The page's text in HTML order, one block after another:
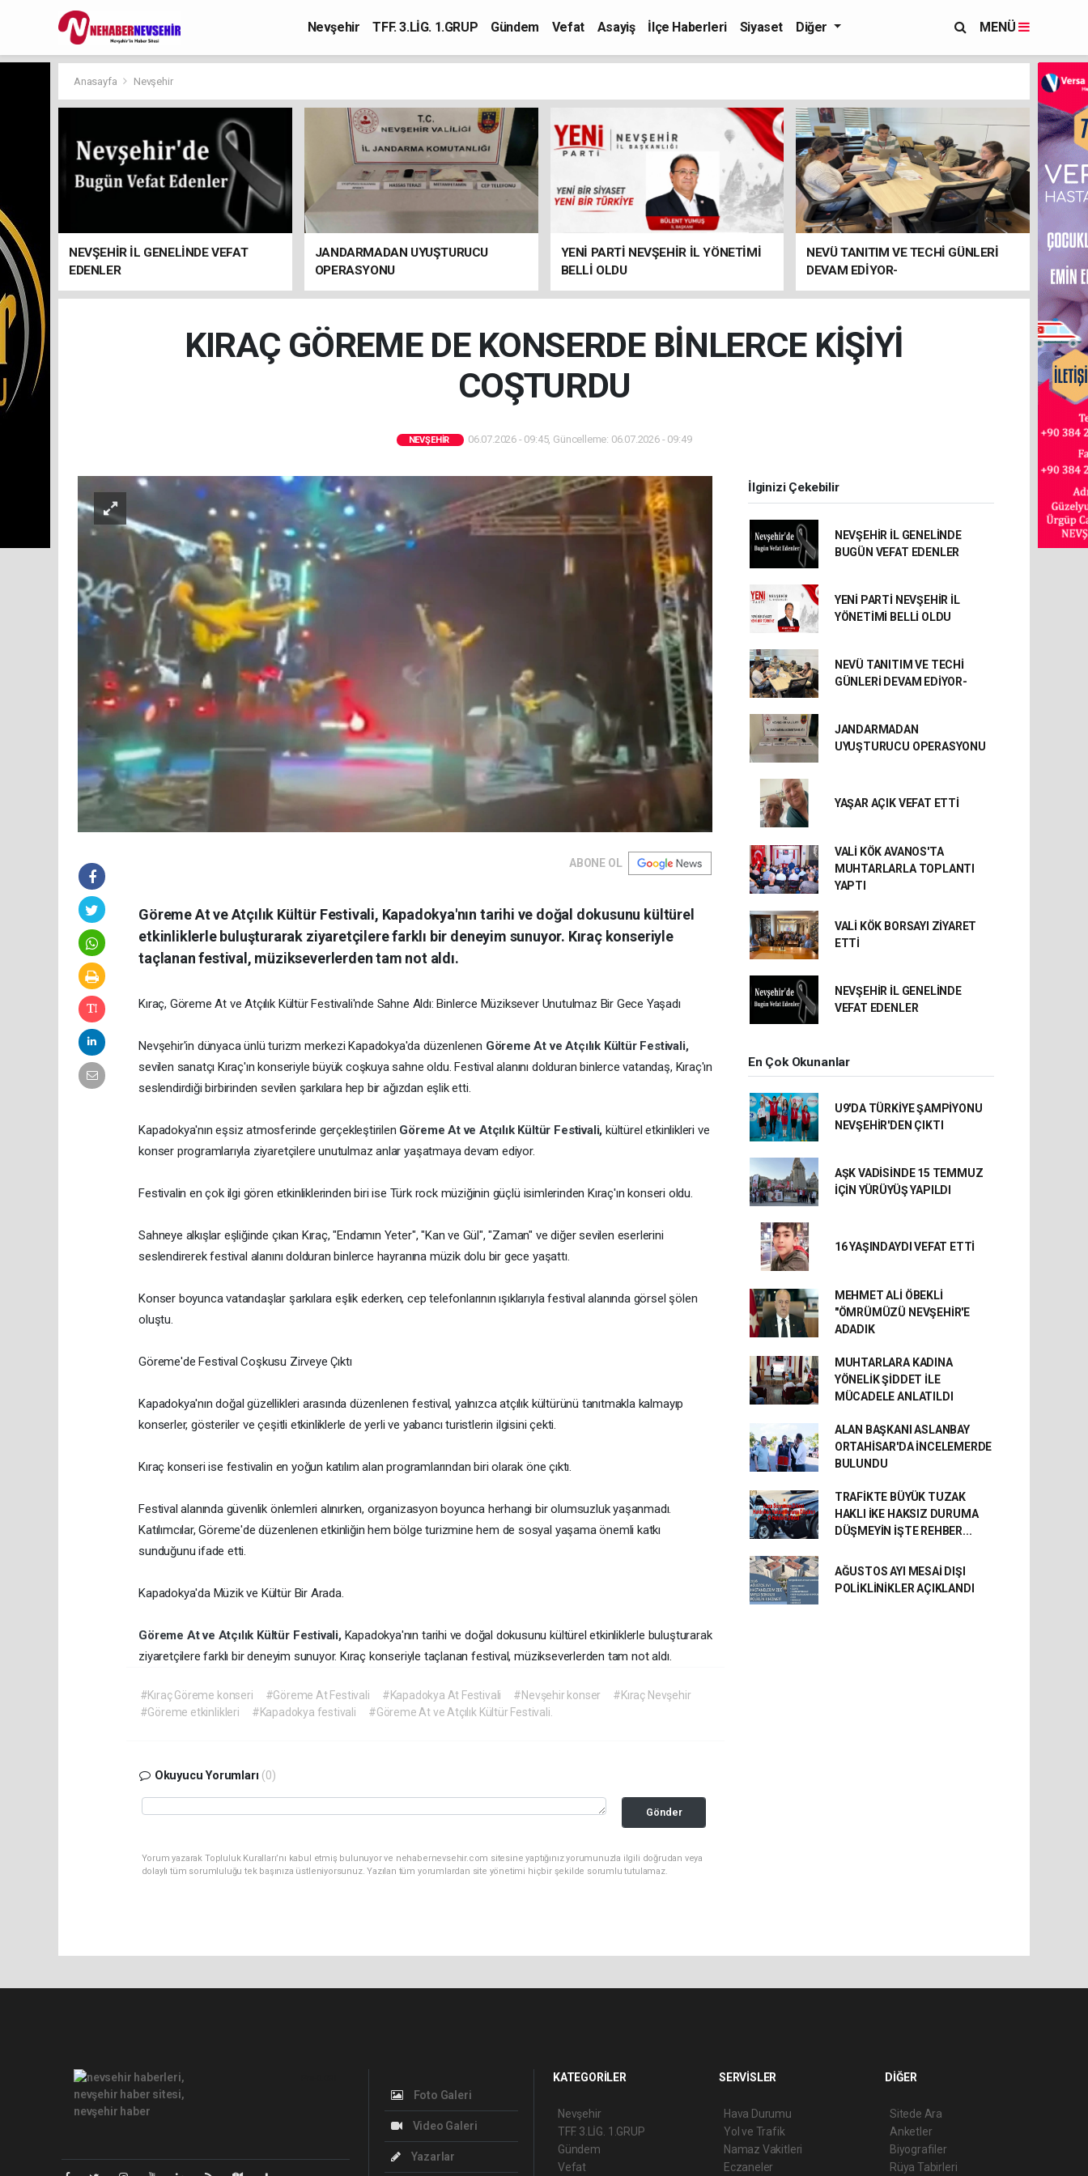
Nevşehir TFF. 3.LİG. 1.GRUP Gündem Vefat Asayiş İlçe Haberleri Siyaset Diğer MENÜ
Anasayfa Nevşehir
NEVŞEHİR İL GENELİNDE VEFAT
EDENLER
JANDARMADAN UYUŞTURUCU
OPERASYONU
YENİ PARTİ NEVŞEHİR İL YÖNETİMİ
BELLİ OLDU
NEVÜ TANITIM VE TECHİ GÜNLERİ
DEVAM EDİYOR-
KIRAÇ GÖREME DE KONSERDE BİNLERCE KİŞİYİ
COŞTURDU
NEVŞEHIR 06.07.2026 - 09:45, Güncelleme: 06.07.2026 - 09:49
ABONE OL
Göreme At ve Atçılık Kültür Festivali, Kapadokya'nın tarihi ve doğal dokusunu kültürel
etkinliklerle buluşturarak ziyaretçilere farklı bir deneyim sunuyor. Kıraç konseriyle
taçlanan festival, müzikseverlerden tam not aldı.
Kıraç, Göreme At ve Atçılık Kültür Festivali'nde Sahne Aldı: Binlerce Müziksever Unutulmaz Bir Gece Yaşadı
Nevşehir'in dünyaca ünlü turizm merkezi Kapadokya'da düzenlenen Göreme At ve Atçılık Kültür Festivali,
sevilen sanatçı Kıraç'ın konseriyle büyük coşkuya sahne oldu. Festival alanını dolduran binlerce vatandaş, Kıraç'ın
seslendirdiği birbirinden sevilen şarkılara hep bir ağızdan eşlik etti.
Kapadokya'nın eşsiz atmosferinde gerçekleştirilen Göreme At ve Atçılık Kültür Festivali, kültürel etkinlikleri ve
konser programlarıyla ziyaretçilere unutulmaz anlar yaşatmaya devam ediyor.
Festivalin en çok ilgi gören etkinliklerinden biri ise Türk rock müziğinin güçlü isimlerinden Kıraç'ın konseri oldu.
Sahneye alkışlar eşliğinde çıkan Kıraç, "Endamın Yeter", "Kan ve Gül", "Zaman" ve diğer sevilen eserlerini
seslendirerek festival alanını dolduran binlerce hayranına müzik dolu bir gece yaşattı.
Konser boyunca vatandaşlar şarkılara eşlik ederken, cep telefonlarının ışıklarıyla festival alanında görsel şölen
oluştu.
Göreme'de Festival Coşkusu Zirveye Çıktı
Kapadokya'nın doğal güzellikleri arasında düzenlenen festival, yalnızca atçılık kültürünü tanıtmakla kalmayıp
konserler, gösteriler ve çeşitli etkinliklerle de yerli ve yabancı turistlerin ilgisini çekti.
Kıraç konseri ise festivalin en yoğun katılım alan programlarından biri olarak öne çıktı.
Festival alanında güvenlik önlemleri alınırken, organizasyon boyunca herhangi bir olumsuzluk yaşanmadı.
Katılımcılar, Göreme'de düzenlenen etkinliğin hem bölge turizmine hem de sosyal yaşama önemli katkı
sunduğunu ifade etti.
Kapadokya'da Müzik ve Kültür Bir Arada.
Göreme At ve Atçılık Kültür Festivali, Kapadokya'nın tarihi ve doğal dokusunu kültürel etkinliklerle buluşturarak
ziyaretçilere farklı bir deneyim sunuyor. Kıraç konseriyle taçlanan festival, müzikseverlerden tam not aldı.
#Kıraç Göreme konseri #Göreme At Festivali #Kapadokya At Festivali #Nevşehir konser
#Kıraç Nevşehir
#Göreme etkinlikleri
#Kapadokya festivali #Göreme At ve Atçılık Kültür Festivali.
Okuyucu Yorumları (0)
Gönder
Yorum yazarak Topluluk Kuralları’nı kabul etmiş bulunuyor ve nehabernevsehir.com sitesine yaptığınız yorumunuzla ilgili doğrudan veya
dolaylı tüm sorumluluğu tek başınıza üstleniyorsunuz. Yazılan tüm yorumlardan site yönetimi hiçbir şekilde sorumlu tutulamaz.
İlginizi Çekebilir
NEVŞEHİR İL GENELİNDE
BUGÜN VEFAT EDENLER
YENİ PARTİ NEVŞEHİR İL
YÖNETİMİ BELLİ OLDU
NEVÜ TANITIM VE TECHİ
GÜNLERİ DEVAM EDİYOR-
JANDARMADAN
UYUŞTURUCU OPERASYONU
YAŞAR AÇIK VEFAT ETTİ
VALİ KÖK AVANOS'TA
MUHTARLARLA TOPLANTI
YAPTI
VALİ KÖK BORSAYI ZİYARET
ETTİ
NEVŞEHİR İL GENELİNDE
VEFAT EDENLER
En Çok Okunanlar
U9'DA TÜRKİYE ŞAMPİYONU
NEVŞEHİR'DEN ÇIKTI
AŞK VADİSİNDE 15 TEMMUZ
İÇİN YÜRÜYÜŞ YAPILDI
16 YAŞINDAYDI VEFAT ETTİ
MEHMET ALİ ÖBEKLİ
"ÖMRÜMÜZÜ NEVŞEHİR'E
ADADIK
MUHTARLARA KADINA
YÖNELİK ŞİDDET İLE
MÜCADELE ANLATILDI
ALAN BAŞKANI ASLANBAY
ORTAHİSAR'DA İNCELEMERDE
BULUNDU
TRAFİKTE BÜYÜK TUZAK
HAKLI İKE HAKSIZ DURUMA
DÜŞMEYİN İŞTE REHBER...
AĞUSTOS AYI MESAİ DIŞI
POLİKLİNİKLER AÇIKLANDI
Foto Galeri
Video Galeri
Yazarlar
KATEGORİLER
Nevşehir
TFF. 3.LİG. 1.GRUP
Gündem
Vefat
SERVİSLER
Hava Durumu
Yol ve Trafik
Namaz Vakitleri
Eczaneler
DİĞER
Sitede Ara
Anketler
Biyografiler
Rüya Tabirleri